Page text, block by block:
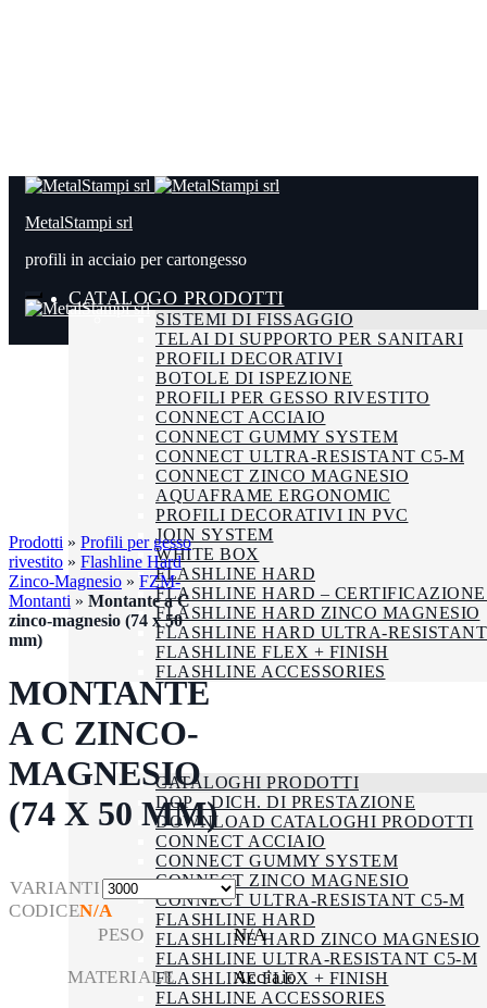
MetalStampi srl
profili in acciaio per cartongesso
CATALOGO PRODOTTI
SISTEMI DI FISSAGGIO
TELAI DI SUPPORTO PER SANITARI
PROFILI DECORATIVI
BOTOLE DI ISPEZIONE
PROFILI PER GESSO RIVESTITO
CONNECT ACCIAIO
CONNECT GUMMY SYSTEM
CONNECT ULTRA-RESISTANT C5-M
CONNECT ZINCO MAGNESIO
AQUAFRAME ERGONOMIC
PROFILI DECORATIVI IN PVC
JOIN SYSTEM
WHITE BOX
FLASHLINE HARD
FLASHLINE HARD –
FLASHLINE HARD ZINCO MAGNESIO
FLASHLINE HARD ULTRA-
FLASHLINE FLEX + FINISH
FLASHLINE ACCESSORIES
AZIENDA
CERTIFICAZIONI
DOWNLOAD
CATALOGHI PRODOTTI
DOP – DICH. DI PRESTAZIONE
DOWNLOAD CATALOGHI PRODOTTI
CONNECT ACCIAIO
CONNECT GUMMY SYSTEM
CONNECT ZINCO MAGNESIO
CONNECT ULTRA-RESISTANT C5-M
FLASHLINE HARD
FLASHLINE HARD ZINCO MAGNESIO
FLASHLINE ULTRA-RESISTANT C5-M
FLASHLINE FLEX + FINISH
FLASHLINE ACCESSORIES
Prodotti » Profili per gesso
rivestito » Flashline Hard
Zinco-Magnesio » FZM-
Montanti » Montante a C
zinco-magnesio (74 x 50
mm)
MONTANTE
A C ZINCO-
MAGNESIO
(74 X 50 MM)
VARIANTI
CODICEN/A
PESO
N/A
MATERIALE Acciaio